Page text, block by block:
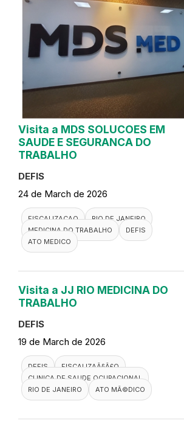
Visita a MDS SOLUCOES EM
SAUDE E SEGURANCA DO
TRABALHO
DEFIS
24 de March de 2026
FISCALIZACAO
RIO DE JANEIRO
MEDICINA DO TRABALHO
DEFIS
ATO MEDICO
Visita a JJ RIO MEDICINA DO
TRABALHO
DEFIS
19 de March de 2026
DEFIS
FISCALIZAÃ§Ã£O
CLINICA DE SAUDE OCUPACIONAL
RIO DE JANEIRO
ATO MÃ©DICO